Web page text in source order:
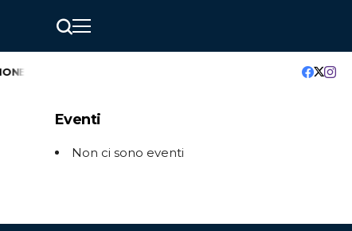
GreenMindAI Catania: l’hackathon che accende il
Eventi
Non ci sono eventi